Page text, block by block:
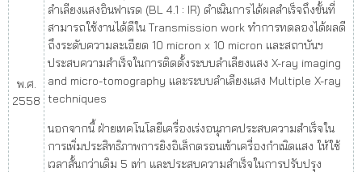
พ.ศ.
2558
ลำเลียงแสงอินฟาเรด (BL 4.1 : IR) ดำเนินการได้ผลสำเร็จถึงขั้นที่
สามารถใช้งานได้ดีใน Transmission work ทำการทดลองได้ผลดี
ถึงระดับความละเอียด 10 micron x 10 micron และสถาบันฯ
ประสบความสำเร็จในการติดตั้งระบบลำเลียงแสง X-ray imaging
and micro-tomography และระบบลำเลียงแสง Multiple X-ray
techniques
นอกจากนี้ ฝ่ายเทคโนโลยีเครื่องเร่งอนุภาคประสบความสำเร็จใน
การเพิ่มประสิทธิภาพการยิงอิเล็กตรอนเข้าเครื่องกำเนิดแสง ให้ใช้
เวลาสั้นกว่าเดิม 5 เท่า และประสบความสำเร็จในการปรับปรุง